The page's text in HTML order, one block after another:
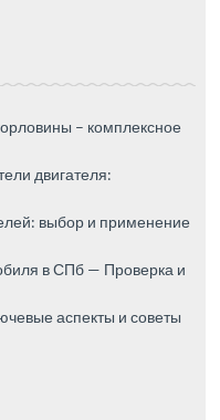
– комплексное
двигателя:
выбор и применение
в СПб — Проверка и
аспекты и советы